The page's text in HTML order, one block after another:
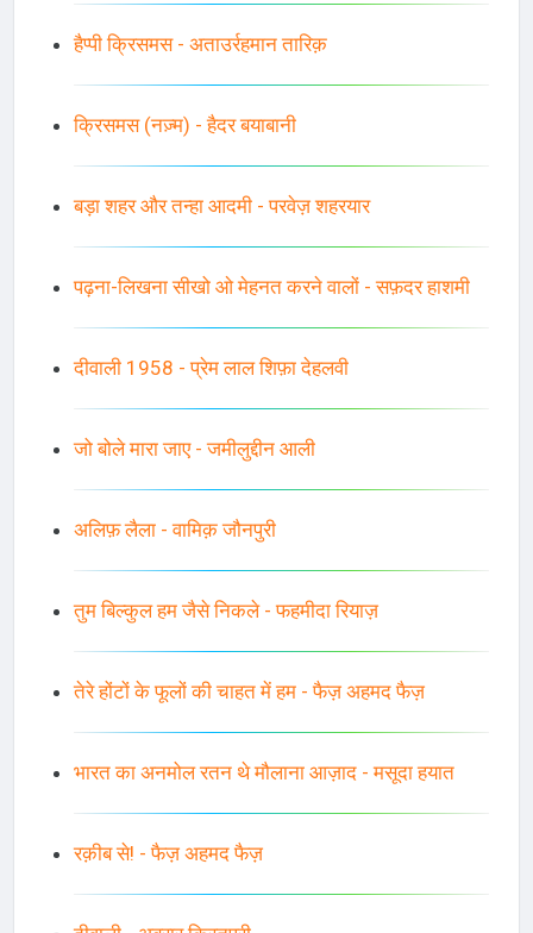
हैप्पी क्रिसमस - अताउर्रहमान तारिक़
क्रिसमस (नज़्म) - हैदर बयाबानी
बड़ा शहर और तन्हा आदमी - परवेज़ शहरयार
पढ़ना-लिखना सीखो ओ मेहनत करने वालों - सफ़दर हाशमी
दीवाली 1958 - प्रेम लाल शिफ़ा देहलवी
जो बोले मारा जाए - जमीलुद्दीन आली
अलिफ़ लैला - वामिक़ जौनपुरी
तुम बिल्कुल हम जैसे निकले - फहमीदा रियाज़
तेरे होंटों के फूलों की चाहत में हम - फैज़ अहमद फैज़
भारत का अनमोल रतन थे मौलाना आज़ाद - मसूदा हयात
रक़ीब से! - फैज़ अहमद फैज़